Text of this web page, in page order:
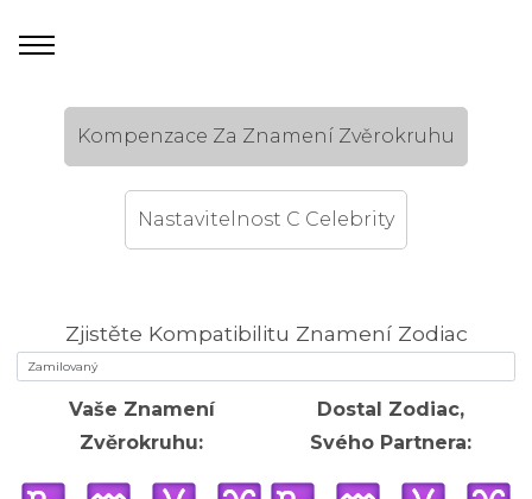
Kompenzace Za Znamení Zvěrokruhu
Nastavitelnost C Celebrity
Zjistěte Kompatibilitu Znamení Zodiac
Vaše Znamení
Zvěrokruhu:
Dostal Zodiac,
Svého Partnera: